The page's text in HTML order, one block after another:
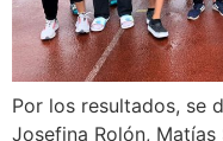
Por los resultados, se
Josefina Rolón,